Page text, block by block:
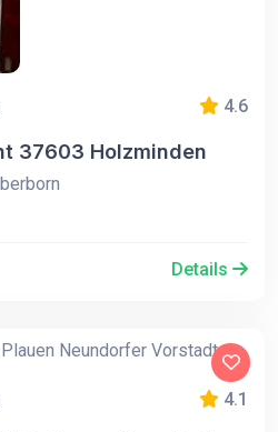
4.6
37603 Holzminden
Details
4.1